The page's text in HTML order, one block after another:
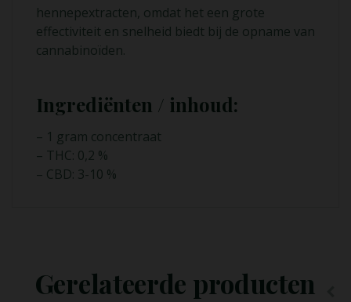
hennepextracten, omdat het een grote
effectiviteit en snelheid biedt bij de opname van
cannabinoïden.
Ingrediënten / inhoud:
– 1 gram concentraat
– THC: 0,2 %
– CBD: 3-10 %
Gerelateerde producten
Lees Meer